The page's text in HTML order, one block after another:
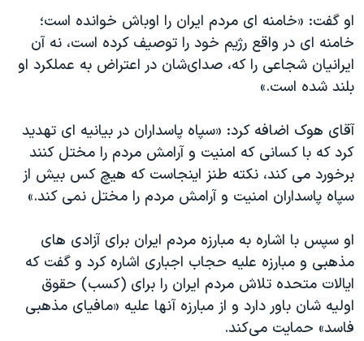
او گفت: «خامنه ای مردم ایران را اوباش خوانده است؛
خامنه ای در واقع رژیم خود را توصیف کرده است، نه آن
ایرانیان شجاعی را که، صدای‌شان در اعتراض به عملکرد او
بلند شده است.»
آقای هوک اضافه کرد: «سپاه پاسداران در بیانیه ای تهدید
کرد که با کسانی که امنیت و آرامش مردم را مختل کنند
برخورد می کند، نکته طنز اینجاست که هیچ کس بیش از
سپاه پاسداران امنیت و آرامش مردم را مختل نمی کند.»
او سپس با اشاره به مبارزه مردم ایران برای آزادی های
مذهبی و مبارزه علیه حجاب اجباری اشاره کرد و گفت که
ایالات متحده تلاش مردم ایران را برای (کسب) حقوق
اولیه شان باور دارد و از مبارزه آنها علیه «مافیای مذهبی
فاسد» حمایت می‌کند.